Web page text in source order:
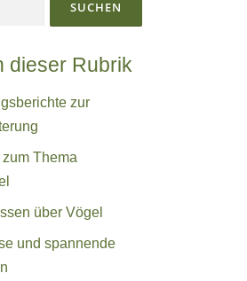
dieser Rubrik
zur
Thema
über Vögel
und spannende